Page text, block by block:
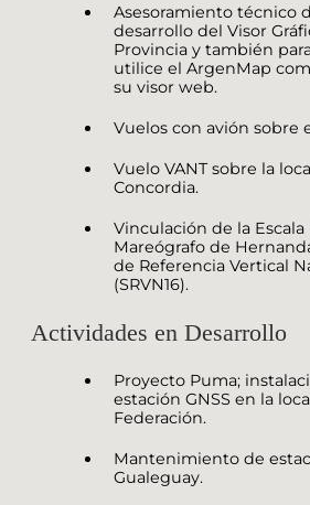
Asesoramiento técnico
desarrollo del Visor
Provincia y también
utilice el ArgenMap
su visor web.
Vuelos con avión sobre
Vuelo VANT sobre la
Concordia.
Vinculación de la
Mareógrafo de
de Referencia Vertical
(SRVN16).
Actividades en Desarrollo
Proyecto Puma;
estación GNSS en la
Federación.
Mantenimiento de
Gualeguay.